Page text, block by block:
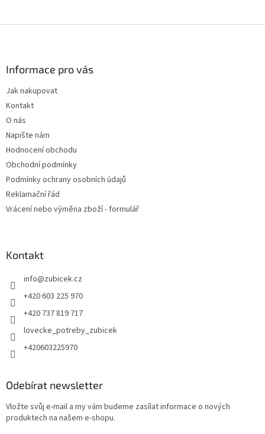
Informace pro vás
Jak nakupovat
Kontakt
O nás
Napište nám
Hodnocení obchodu
Obchodní podmínky
Podmínky ochrany osobních údajů
Reklamační řád
Vrácení nebo výměna zboží - formulář
Kontakt
info@zubicek.cz
+420 603 225 970
+420 737 819 717
lovecke_potreby_zubicek
+420603225970
Odebírat newsletter
Vložte svůj e-mail a my vám budeme zasílat informace o nových
produktech na našem e-shopu.